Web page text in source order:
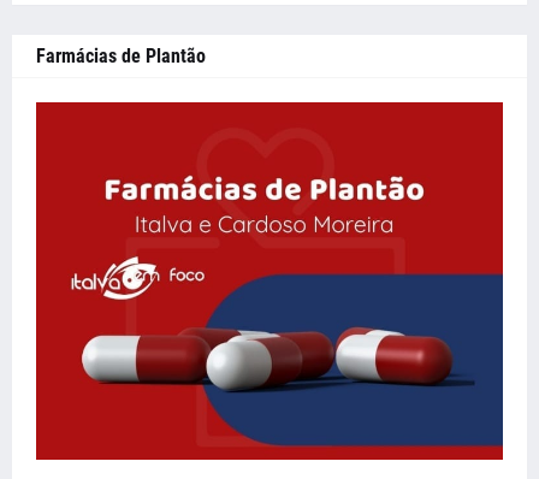
Farmácias de Plantão